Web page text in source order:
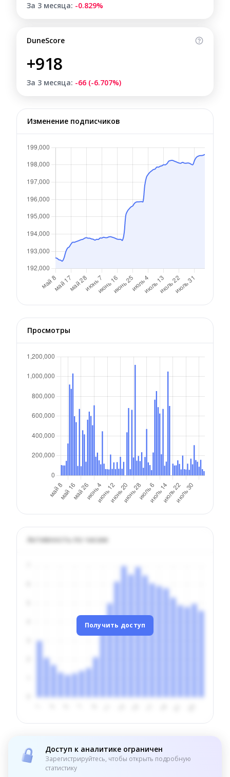
За 3 месяца: -0.829%
DuneScore
+918
За 3 месяца: -66 (-6.707%)
Изменение подписчиков
Просмотры
Активность по часам
Получить доступ
Доступ к аналитике ограничен
Зарегистрируйтесь, чтобы открыть подробную
статистику